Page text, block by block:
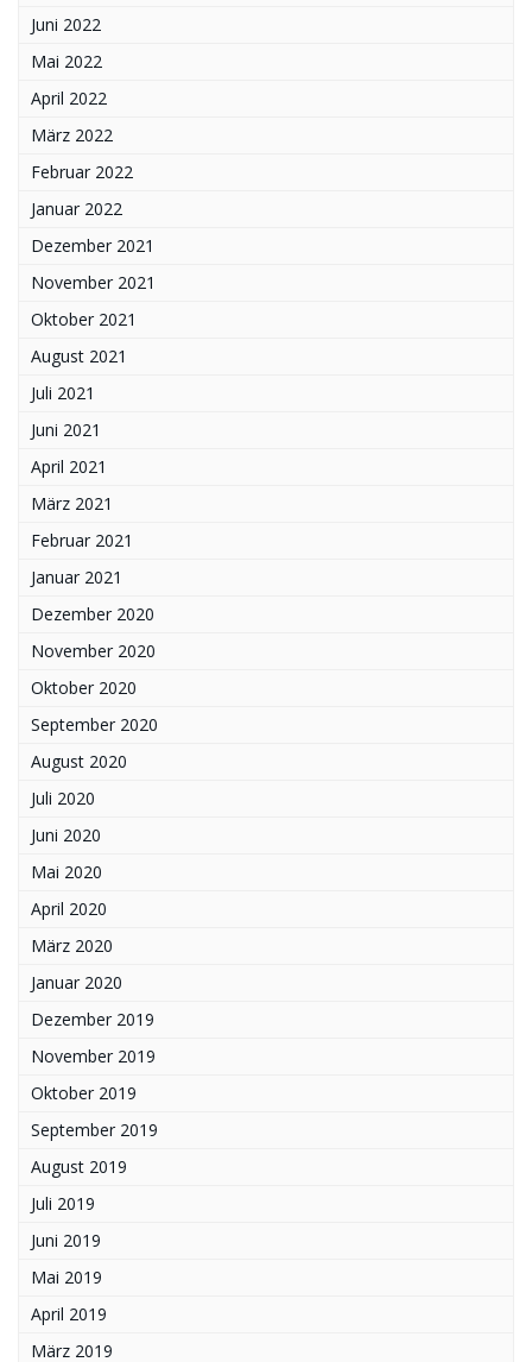
Juni 2022
Mai 2022
April 2022
März 2022
Februar 2022
Januar 2022
Dezember 2021
November 2021
Oktober 2021
August 2021
Juli 2021
Juni 2021
April 2021
März 2021
Februar 2021
Januar 2021
Dezember 2020
November 2020
Oktober 2020
September 2020
August 2020
Juli 2020
Juni 2020
Mai 2020
April 2020
März 2020
Januar 2020
Dezember 2019
November 2019
Oktober 2019
September 2019
August 2019
Juli 2019
Juni 2019
Mai 2019
April 2019
März 2019